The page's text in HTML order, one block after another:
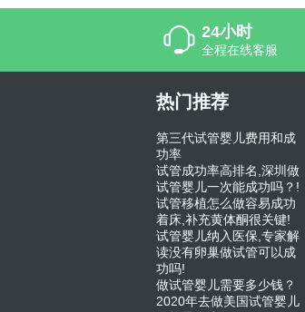
24小时
全程在线客服
热门推荐
第三代试管婴儿费用和成
功率
试管成功率高排名,深圳做
试管婴儿一次能成功吗？!
试管移植怎么做容易成功
着床,补充黄体酮很关键!
试管婴儿纳入医保,专家解
读没有卵巢做试管可以成
功吗!
做试管婴儿需要多少钱？
2020年去做美国试管婴儿